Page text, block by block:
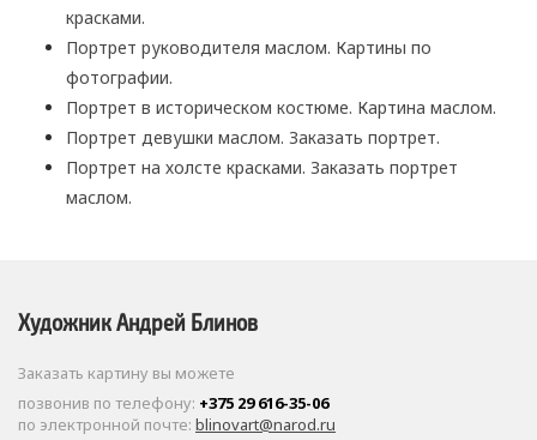
красками.
Портрет руководителя маслом. Картины по
фотографии.
Портрет в историческом костюме. Картина маслом.
Портрет девушки маслом. Заказать портрет.
Портрет на холсте красками. Заказать портрет
маслом.
Художник Андрей Блинов
Заказать картину вы можете
позвонив по телефону: +375 29 616-35-06
по электронной почте: blinovart@narod.ru